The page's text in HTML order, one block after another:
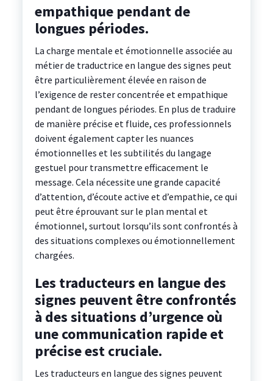
empathique pendant de
longues périodes.
La charge mentale et émotionnelle associée au
métier de traductrice en langue des signes peut
être particulièrement élevée en raison de
l’exigence de rester concentrée et empathique
pendant de longues périodes. En plus de traduire
de manière précise et fluide, ces professionnels
doivent également capter les nuances
émotionnelles et les subtilités du langage
gestuel pour transmettre efficacement le
message. Cela nécessite une grande capacité
d’attention, d’écoute active et d’empathie, ce qui
peut être éprouvant sur le plan mental et
émotionnel, surtout lorsqu’ils sont confrontés à
des situations complexes ou émotionnellement
chargées.
Les traducteurs en langue des
signes peuvent être confrontés
à des situations d’urgence où
une communication rapide et
précise est cruciale.
Les traducteurs en langue des signes peuvent